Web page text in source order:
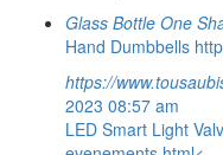
Glass Bottle One
Hand Dumbbells
https://
2023 08:57 am
LED Smart Light